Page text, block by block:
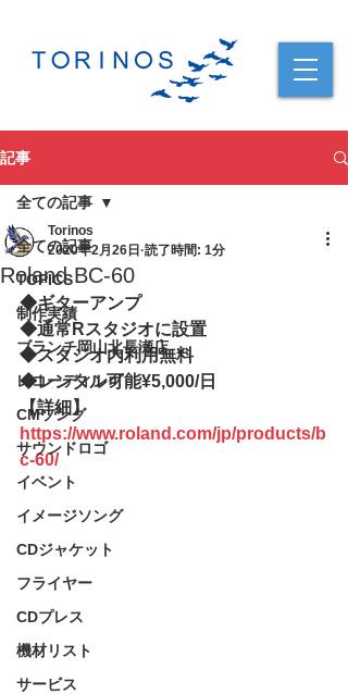
記事
全ての記事
TOPICS
制作実績
ブランチ岡山北長瀬店
レコーディング
CMソング
サウンドロゴ
イベント
イメージソング
CDジャケット
フライヤー
CDプレス
機材リスト
サービス
全ての記事
Roland BC-60
Torinos
2020年2月26日 読了時間: 1分
◆ギターアンプ
◆通常Rスタジオに設置
◆スタジオ内利用無料
◆レンタル可能¥5,000/日
【詳細】
https://www.roland.com/jp/products/b
c-60/